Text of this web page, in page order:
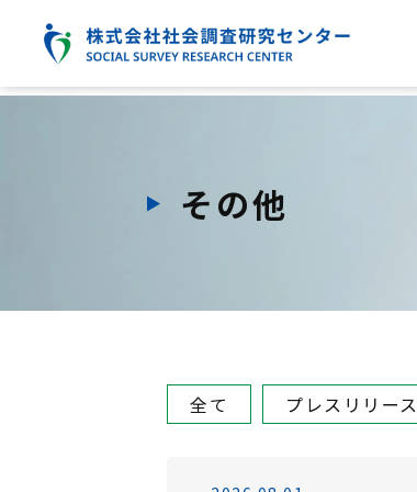
その他
全て プレスリリース